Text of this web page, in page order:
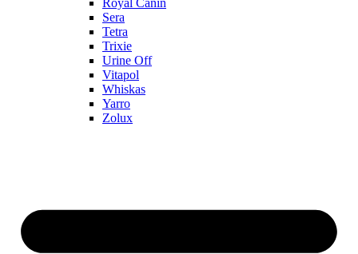
Royal Canin
Sera
Tetra
Trixie
Urine Off
Vitapol
Whiskas
Yarro
Zolux